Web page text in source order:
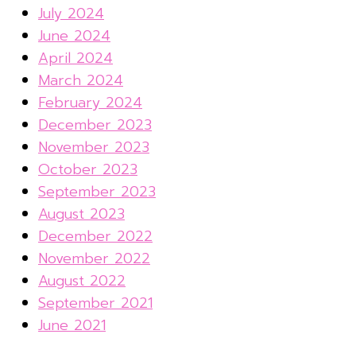
July 2024
June 2024
April 2024
March 2024
February 2024
December 2023
November 2023
October 2023
September 2023
August 2023
December 2022
November 2022
August 2022
September 2021
June 2021